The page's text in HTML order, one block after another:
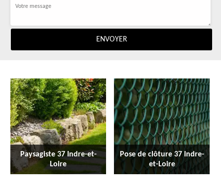
Paysagiste 37 Indre-et-
Loire
Pose de clôture 37 Indre-
et-Loire